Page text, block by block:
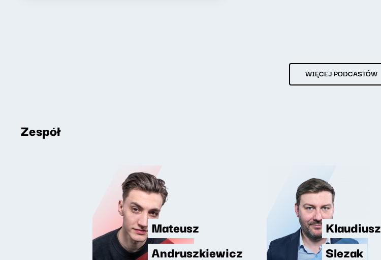
WIĘCEJ PODCASTÓW
Zespół
Mateusz
Andruszkiewicz
Klaudiusz
Slezak